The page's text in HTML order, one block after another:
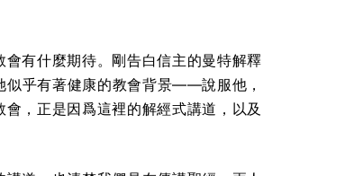
有什麼期待。剛告白信主的曼特解釋
乎有著健康的教會背景——說服他，
，正是因爲這裡的解經式講道，以及